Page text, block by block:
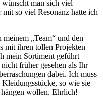
man sich viel
so viel Resonanz hatte ich
„Team“ und den
mit ihren tollen Projekten
mein Sortiment geführt
früher gesehen als Ihr
dabei. Ich muss
so wie sie
wollen. Ehrlich!